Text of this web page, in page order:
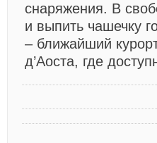
снаряжения. В
и выпить чашечку
– ближайший
д’Аоста, где